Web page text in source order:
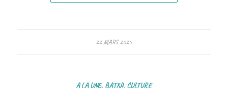
22 MARS 2025
A LA UNE, BAIXA, CULTURE